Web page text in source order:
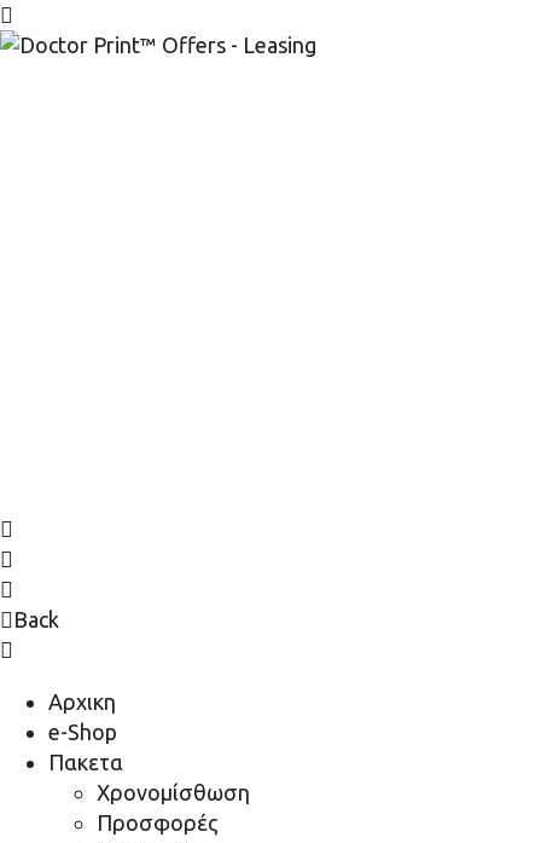
Back
Αρχικη
e-Shop
Πακετα
Χρονομίσθωση
Προσφορές